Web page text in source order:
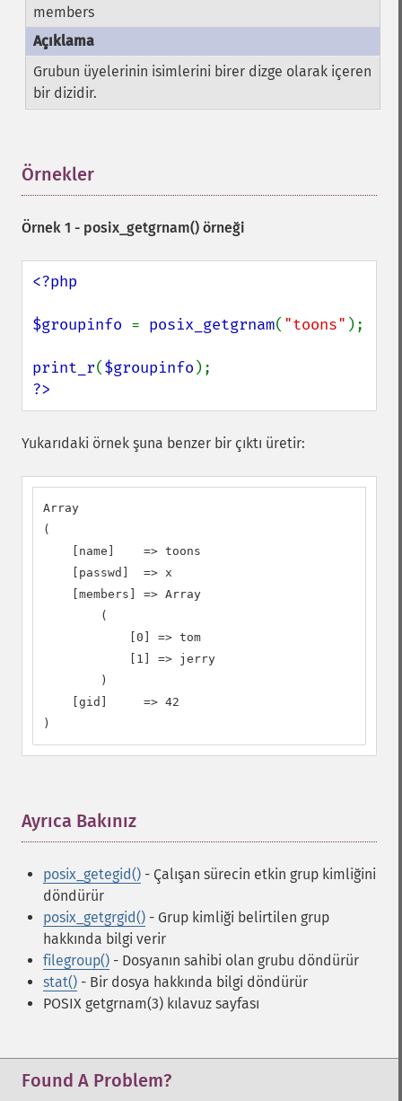
members
Grubun üyelerinin isimlerini birer dizge olarak içeren
bir dizidir.
Örnekler
Örnek 1 - posix_getgrnam() örneği
<?php
$groupinfo = posix_getgrnam( "toons" );
print_r($groupinfo
?>
Yukarıdaki örnek şuna benzer bir çıktı üretir:
Array
(
    [name]    => toons
    [passwd]  => x
    [members] => Array
        (
            [0] => tom
            [1] => jerry
        )
    [gid]     => 42
)
Ayrıca Bakınız
posix_getegid() - Çalışan sürecin etkin grup kimliğini
döndürür
posix_getgrgid() - Grup kimliği belirtilen grup
hakkında bilgi verir
filegroup() - Dosyanın sahibi olan grubu döndürür
stat() - Bir dosya hakkında bilgi döndürür
POSIX getgrnam(3) kılavuz sayfası
Found A Problem?